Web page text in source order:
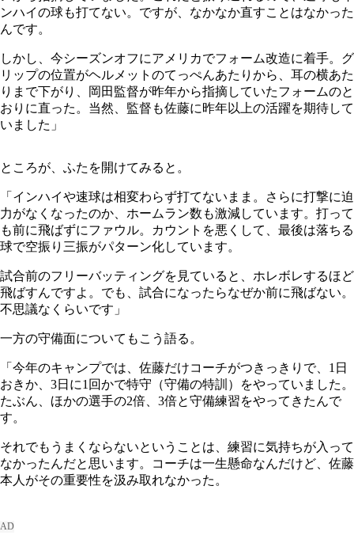
ンハイの球も打てない。ですが、なかなか直すことはなかった
んです。
しかし、今シーズンオフにアメリカでフォーム改造に着手。グ
リップの位置がヘルメットのてっぺんあたりから、耳の横あた
りまで下がり、岡田監督が昨年から指摘していたフォームのと
おりに直った。当然、監督も佐藤に昨年以上の活躍を期待して
いました」
ところが、ふたを開けてみると。
「インハイや速球は相変わらず打てないまま。さらに打撃に迫
力がなくなったのか、ホームラン数も激減しています。打って
も前に飛ばずにファウル。カウントを悪くして、最後は落ちる
球で空振り三振がパターン化しています。
試合前のフリーバッティングを見ていると、ホレボレするほど
飛ばすんですよ。でも、試合になったらなぜか前に飛ばない。
不思議なくらいです」
一方の守備面についてもこう語る。
「今年のキャンプでは、佐藤だけコーチがつきっきりで、1日
おきか、3日に1回かで特守（守備の特訓）をやっていました。
たぶん、ほかの選手の2倍、3倍と守備練習をやってきたんで
す。
それでもうまくならないということは、練習に気持ちが入って
なかったんだと思います。コーチは一生懸命なんだけど、佐藤
本人がその重要性を汲み取れなかった。